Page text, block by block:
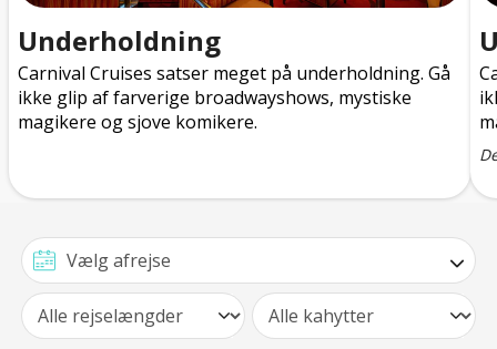
Underholdning
Carnival Cruises satser meget på underholdning. Gå
ikke glip af farverige broadwayshows, mystiske
magikere og sjove komikere.